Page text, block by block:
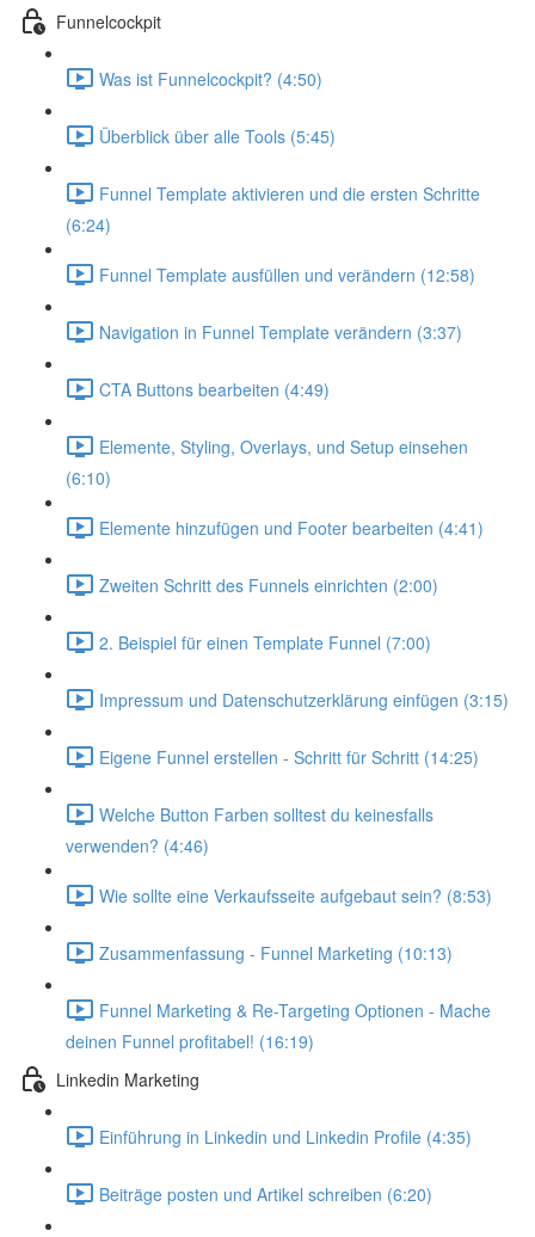
Funnelcockpit
Was ist Funnelcockpit? (4:50)
Überblick über alle Tools (5:45)
Funnel Template aktivieren und die ersten Schritte
(6:24)
Funnel Template ausfüllen und verändern (12:58)
Navigation in Funnel Template verändern (3:37)
CTA Buttons bearbeiten (4:49)
Elemente, Styling, Overlays, und Setup einsehen
(6:10)
Elemente hinzufügen und Footer bearbeiten (4:41)
Zweiten Schritt des Funnels einrichten (2:00)
2. Beispiel für einen Template Funnel (7:00)
Impressum und Datenschutzerklärung einfügen (3:15)
Eigene Funnel erstellen - Schritt für Schritt (14:25)
Welche Button Farben solltest du keinesfalls
verwenden? (4:46)
Wie sollte eine Verkaufsseite aufgebaut sein? (8:53)
Zusammenfassung - Funnel Marketing (10:13)
Funnel Marketing & Re-Targeting Optionen - Mache
deinen Funnel profitabel! (16:19)
Linkedin Marketing
Einführung in Linkedin und Linkedin Profile (4:35)
Beiträge posten und Artikel schreiben (6:20)